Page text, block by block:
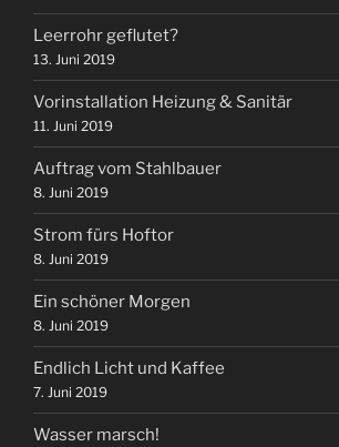
Leerrohr geflutet?
13. Juni 2019
Vorinstallation Heizung & Sanitär
11. Juni 2019
Auftrag vom Stahlbauer
8. Juni 2019
Strom fürs Hoftor
8. Juni 2019
Ein schöner Morgen
8. Juni 2019
Endlich Licht und Kaffee
7. Juni 2019
Wasser marsch!